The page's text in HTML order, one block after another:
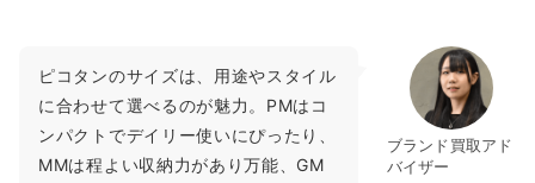
ブランド買取アド
バイザー
ピコタンのサイズは、用途やスタイル
に合わせて選べるのが魅力。PMはコ
ンパクトでデイリー使いにぴったり、
MMは程よい収納力があり万能、GM